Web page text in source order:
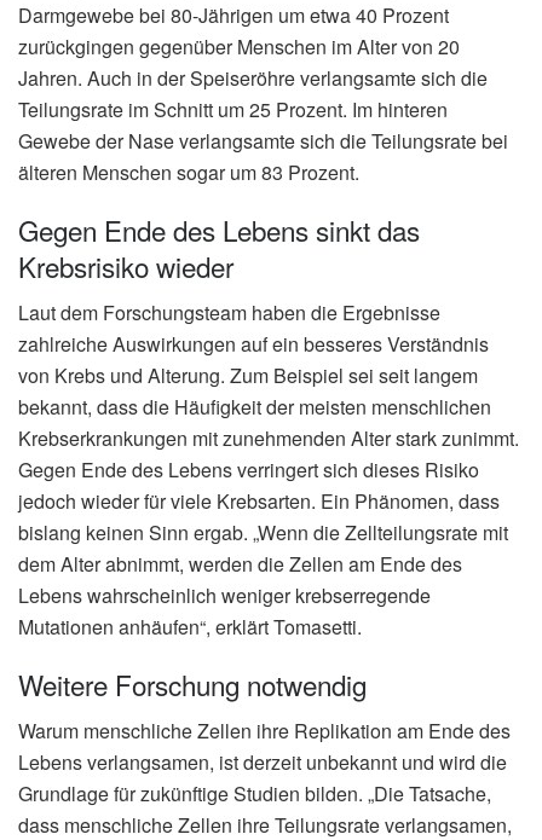
Darmgewebe bei 80-Jährigen um etwa 40 Prozent
zurückgingen gegenüber Menschen im Alter von 20
Jahren. Auch in der Speiseröhre verlangsamte sich die
Teilungsrate im Schnitt um 25 Prozent. Im hinteren
Gewebe der Nase verlangsamte sich die Teilungsrate bei
älteren Menschen sogar um 83 Prozent.
Gegen Ende des Lebens sinkt das
Krebsrisiko wieder
Laut dem Forschungsteam haben die Ergebnisse
zahlreiche Auswirkungen auf ein besseres Verständnis
von Krebs und Alterung. Zum Beispiel sei seit langem
bekannt, dass die Häufigkeit der meisten menschlichen
Krebserkrankungen mit zunehmenden Alter stark zunimmt.
Gegen Ende des Lebens verringert sich dieses Risiko
jedoch wieder für viele Krebsarten. Ein Phänomen, dass
bislang keinen Sinn ergab. „Wenn die Zellteilungsrate mit
dem Alter abnimmt, werden die Zellen am Ende des
Lebens wahrscheinlich weniger krebserregende
Mutationen anhäufen“, erklärt Tomasetti.
Weitere Forschung notwendig
Warum menschliche Zellen ihre Replikation am Ende des
Lebens verlangsamen, ist derzeit unbekannt und wird die
Grundlage für zukünftige Studien bilden. „Die Tatsache,
dass menschliche Zellen ihre Teilungsrate verlangsamen,